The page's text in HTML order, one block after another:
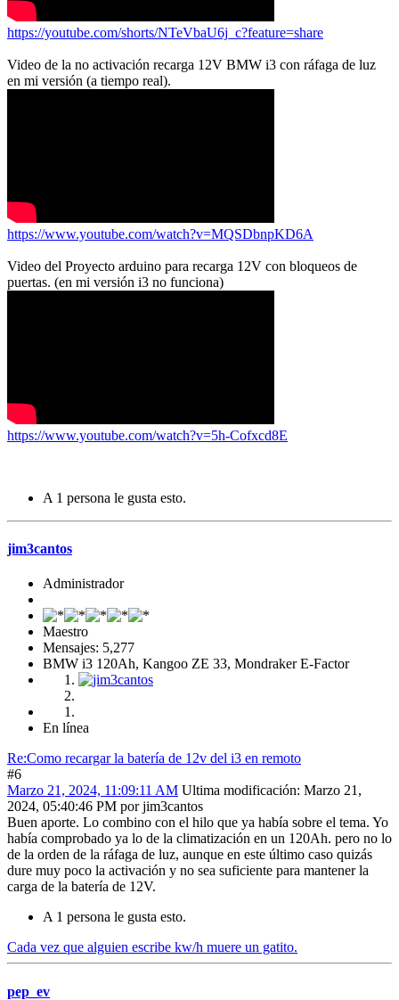
https://youtube.com/shorts/NTeVbaU6j_c?feature=share
Video de la no activación recarga 12V BMW i3 con ráfaga de luz
en mi versión (a tiempo real).
https://www.youtube.com/watch?v=MQSDbnpKD6A
Video del Proyecto arduino para recarga 12V con bloqueos de
puertas. (en mi versión i3 no funciona)
https://www.youtube.com/watch?v=5h-Cofxcd8E
A 1 persona le gusta esto.
jim3cantos
Administrador
Maestro
Mensajes: 5,277
BMW i3 120Ah, Kangoo ZE 33, Mondraker E-Factor
En línea
Re:Como recargar la batería de 12v del i3 en remoto
#6
Marzo 21, 2024, 11:09:11 AM Ultima modificación: Marzo 21,
2024, 05:40:46 PM por jim3cantos
Buen aporte. Lo combino con el hilo que ya había sobre el tema. Yo
había comprobado ya lo de la climatización en un 120Ah. pero no lo
de la orden de la ráfaga de luz, aunque en este último caso quizás
dure muy poco la activación y no sea suficiente para mantener la
carga de la batería de 12V.
A 1 persona le gusta esto.
Cada vez que alguien escribe kw/h muere un gatito.
pep_ev